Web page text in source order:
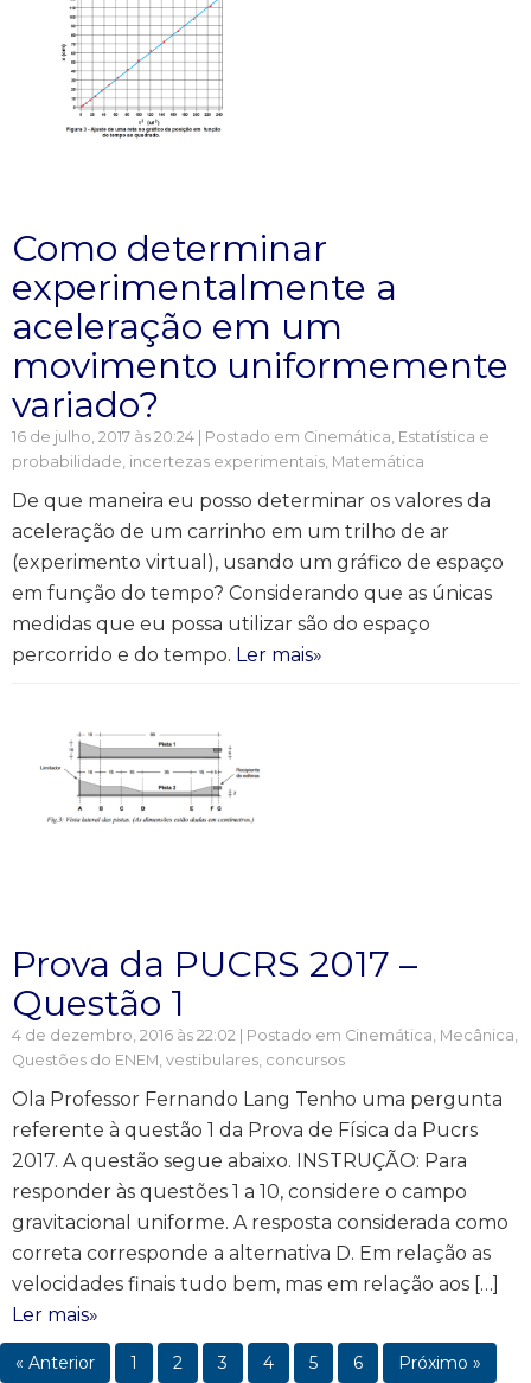
Como determinar
experimentalmente a
aceleração em um
movimento uniformemente
variado?
16 de julho, 2017 às 20:24 | Postado em Cinemática, Estatística e
probabilidade, incertezas experimentais, Matemática
De que maneira eu posso determinar os valores da
aceleração de um carrinho em um trilho de ar
(experimento virtual), usando um gráfico de espaço
em função do tempo? Considerando que as únicas
medidas que eu possa utilizar são do espaço
percorrido e do tempo. Ler mais»
Prova da PUCRS 2017 –
Questão 1
4 de dezembro, 2016 às 22:02 | Postado em Cinemática, Mecânica,
Questões do ENEM, vestibulares, concursos
Ola Professor Fernando Lang Tenho uma pergunta
referente à questão 1 da Prova de Física da Pucrs
2017. A questão segue abaixo. INSTRUÇÃO: Para
responder às questões 1 a 10, considere o campo
gravitacional uniforme. A resposta considerada como
correta corresponde a alternativa D. Em relação as
velocidades finais tudo bem, mas em relação aos […]
Ler mais»
« Anterior 1 2 3 4 5 6 Próximo »